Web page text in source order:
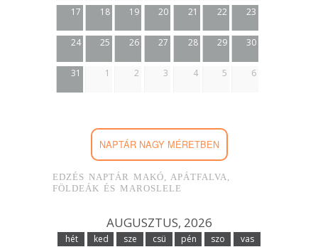
17 18 19 20 21 22 23
24 25 26 27 28 29 30
31 1 2 3 4 5 6
NAPTÁR NAGY MÉRETBEN
EDZÉS NAPTÁR MAKÓ, APÁTFALVA,
FÖLDEÁK ÉS MAROSLELE
AUGUSZTUS, 2026
hét ked sze csü pén szo
vas